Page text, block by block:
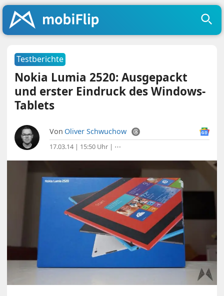
Testberichte
Nokia Lumia 2520: Ausgepackt
und erster Eindruck des Windows-
Tablets
Von Oliver Schwuchow
17.03.14 | 15:50 Uhr | ⋯